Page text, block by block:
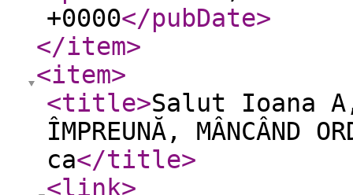
+0000</pubDate>
</item>
<item>
<title>Salut Ioana
ÎMPREUNĂ, MÂNCÂND
ca</title>
<link>